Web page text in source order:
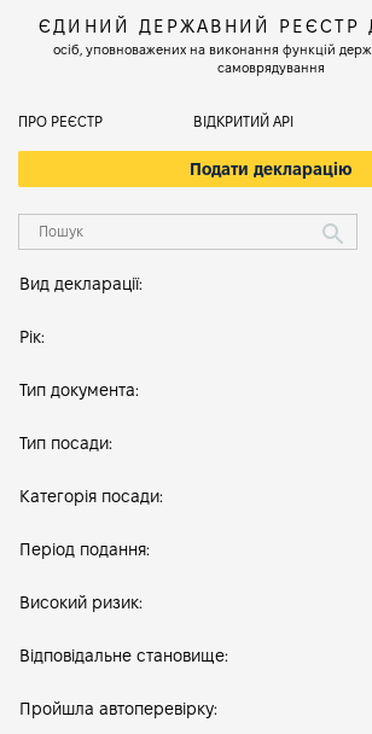
ЄДИНИЙ ДЕРЖАВНИЙ РЕЄСТР
осіб, уповноважених на виконання функцій
самоврядування
ПРО РЕЄСТР ВІДКРИТИЙ АРІ
Подати декларацію
Вид декларації:
Рік:
Тип документа:
Тип посади:
Категорія посади:
Період подання:
Високий ризик:
Відповідальне становище:
Пройшла автоперевірку: